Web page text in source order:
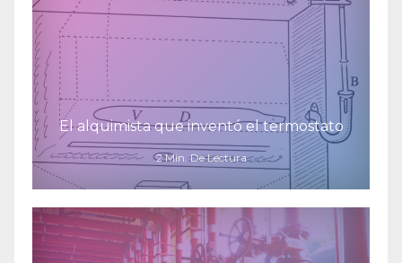
El alquimista que inventó el termostato
2 Min. De Lectura